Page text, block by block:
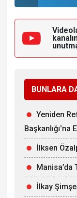
BUNLARA
Yeniden
Başkanlığı'na
İlksen
Manisa’da
İlkay